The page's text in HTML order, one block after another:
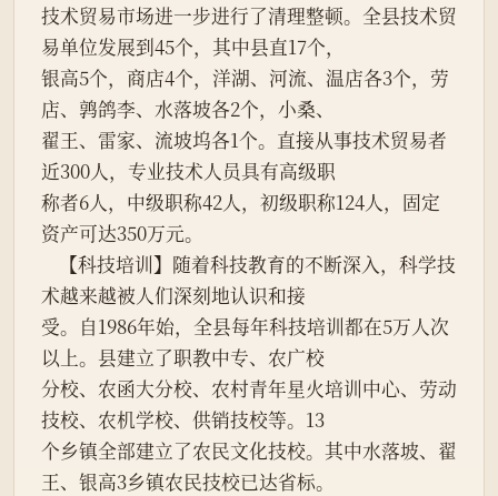
技术贸易市场进一步进行了清理整顿。全县技术贸
易单位发展到45个，其中县直17个，
银高5个，商店4个，洋湖、河流、温店各3个，劳
店、鹑鸽李、水落坡各2个，小桑、
翟王、雷家、流坡坞各1个。直接从事技术贸易者
近300人，专业技术人员具有高级职
称者6人，中级职称42人，初级职称124人，固定
资产可达350万元。
术越来越被人们深刻地认识和接
受。自1986年始，全县每年科技培训都在5万人次
以上。县建立了职教中专、农广校
分校、农函大分校、农村青年星火培训中心、劳动
技校、农机学校、供销技校等。13
个乡镇全部建立了农民文化技校。其中水落坡、翟
王、银高3乡镇农民技校已达省标。